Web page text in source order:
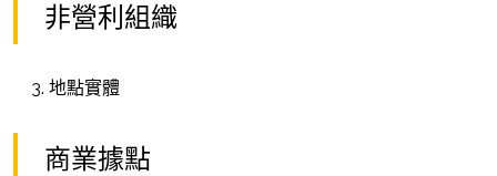
非營利組織
地點實體
商業據點